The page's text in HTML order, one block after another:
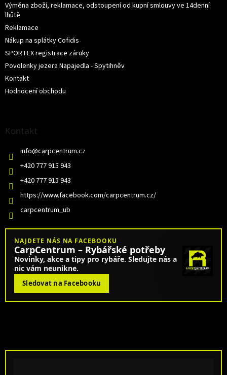
Výměna zboží, reklamace, odstoupení od kupní smlouvy ve 14denní
lhůtě
Reklamace
Nákup na splátky Cofidis
SPORTEX registrace záruky
Povolenky jezera Napajedla - Spytihněv
Kontakt
Hodnocení obchodu
Kontakt
info@carpcentrum.cz
+420 777 915 943
+420 777 915 943
https://www.facebook.com/carpcentrum.cz/
carpcentrum_ub
NAJDETE NÁS NA FACEBOOKU
CarpCentrum – Rybářské potřeby
Novinky, akce a tipy pro rybáře. Sledujte nás a
nic vám neunikne.
Sledovat na Facebooku